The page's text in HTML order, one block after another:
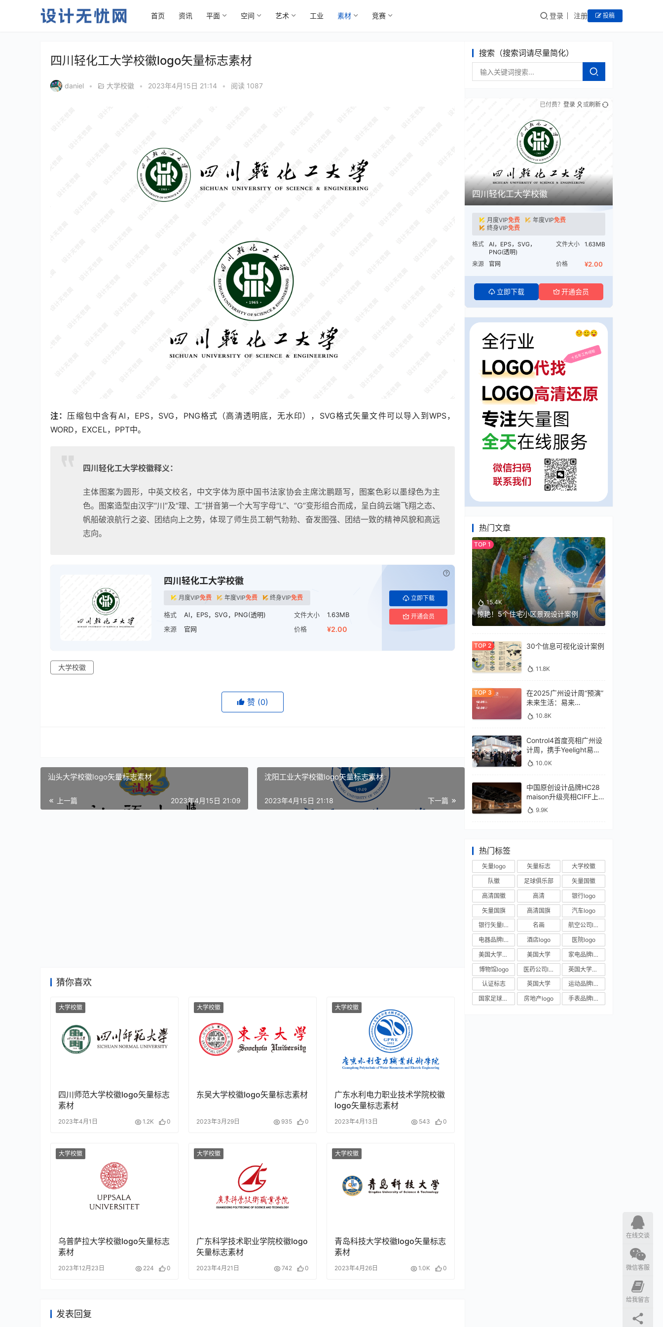
首页 资讯 平面 空间 艺术 工业 素材 竞赛 登录 注册 投稿
四川轻化工大学校徽logo矢量标志素材
daniel • 大学校徽 • 2023年4月15日 21:14 • 阅读 1087
注： 压缩包中含有AI，EPS，SVG，PNG格式（高清透明底，无水印），SVG格式矢量文件可以导入到WPS，
WORD，EXCEL，PPT中。
四川轻化工大学校徽释义：
主体图案为圆形，中英文校名，中文字体为原中国书法家协会主席沈鹏题写，图案色彩以墨绿色为主
色。图案造型由汉字“川”及“理、工”拼音第一个大写字母“L”、“G”变形组合而成，呈白鸽云端飞翔之态、
帆船破浪航行之姿、团结向上之势，体现了师生员工朝气勃勃、奋发图强、团结一致的精神风貌和高远
志向。
四川轻化工大学校徽
月度VIP免费 年度VIP免费 终身VIP免费
格式 AI，EPS，SVG，PNG(透明) 文件大小
1.63MB
来源
官网 价格 ¥2.00
立即下载
开通会员
已付费？登录 或刷新
大学校徽
赞 (0)
汕头大学校徽logo矢量标志素材
上一篇 2023年4月15日 21:09
沈阳工业大学校徽logo矢量标志素材
下一篇
2023年4月15日 21:18
猜你喜欢
大学校徽
四川师范大学校徽logo矢量标志
素材
2023年4月1日 1.2K 0
大学校徽
东吴大学校徽logo矢量标志素材
2023年3月29日 935 0
大学校徽
广东水利电力职业技术学院校徽
logo矢量标志素材
2023年4月13日 543 0
大学校徽
乌普萨拉大学校徽logo矢量标志
素材
2023年12月23日 224 0
大学校徽
广东科学技术职业学院校徽logo
矢量标志素材
2023年4月21日 742 0
大学校徽
青岛科技大学校徽logo矢量标志
素材
2023年4月26日 1.0K 0
发表回复
搜索（搜索词请尽量简化）
四川轻化工大学校徽
月度VIP免费 年度VIP免费
终身VIP免费
格式
AI，EPS，SVG，
PNG(透明)
文件大小 1.63MB
来源 官网 价格 ¥2.00
立即下载 开通会员
已付费？ 登录 或刷新
热门文章
15.4K
惊艳！5个住宅小区景观设计案例
30个信息可视化设计案例
11.8K
在2025广州设计周“预演”
未来生活：易来
xControl4展位待您亲鉴
10.8K
Control4首度亮相广州设
计周，携手Yeelight易来
深化本土战略
10.0K
中国原创设计品牌HC28
maison升级亮相CIFF上
海，汇聚设计巨擘
9.9K
热门标签
矢量logo 矢量标志
大学校徽
队徽
足球俱乐部
矢量国徽
高清国徽
高清
银行logo
矢量国旗
高清国旗
汽车logo
银行矢量logo
名画
航空公司logo
电器品牌logo
酒店logo
医院logo
美国大学校徽
美国大学
家电品牌logo
博物馆logo
医药公司logo
英国大学校徽
认证标志
英国大学
运动品牌logo
国家足球队队徽
房地产logo 手表品牌logo
在线交谈
微信客服
给我留言